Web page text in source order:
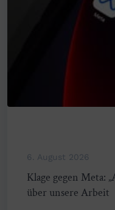
6. August 2026
Klage gegen Meta:
über unsere Arbeit